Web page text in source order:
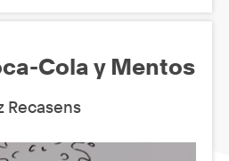
Cola y Mentos
Recasens